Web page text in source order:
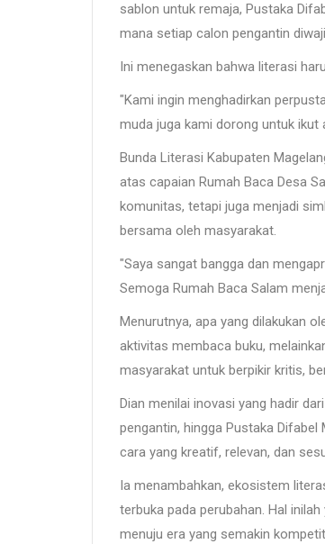
sablon untuk remaja, Pustaka
mana setiap calon pengantin
Ini menegaskan bahwa literasi
"Kami ingin menghadirkan
muda juga kami dorong untuk ikut
Bunda Literasi Kabupaten
atas capaian Rumah Baca Desa
komunitas, tetapi juga menjadi
bersama oleh masyarakat.
"Saya sangat bangga dan
Semoga Rumah Baca Salam
Menurutnya, apa yang dilakukan
aktivitas membaca buku,
masyarakat untuk berpikir kritis,
Dian menilai inovasi yang hadir
pengantin, hingga Pustaka
cara yang kreatif, relevan, dan
Ia menambahkan, ekosistem
terbuka pada perubahan. Hal
menuju era yang semakin